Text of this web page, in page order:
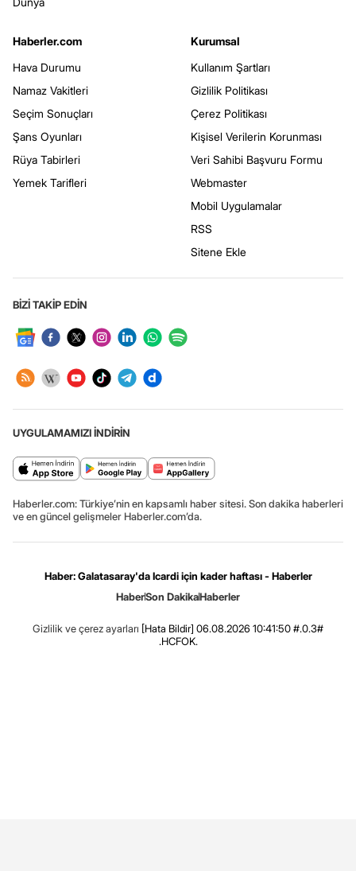
Haberler.com
Hava Durumu
Namaz Vakitleri
Seçim Sonuçları
Şans Oyunları
Rüya Tabirleri
Yemek Tarifleri
Kurumsal
Kullanım Şartları
Gizlilik Politikası
Çerez Politikası
Kişisel Verilerin Korunması
Veri Sahibi Başvuru Formu
Webmaster
Mobil Uygulamalar
RSS
Sitene Ekle
BİZİ TAKİP EDİN
UYGULAMAMIZI İNDİRİN
Haberler.com: Türkiye’nin en kapsamlı haber sitesi. Son dakika haberleri
ve en güncel gelişmeler Haberler.com’da.
Haber: Galatasaray'da Icardi için kader haftası - Haberler
HaberSon DakikaHaberler
Gizlilik ve çerez ayarları [Hata Bildir] 06.08.2026 10:41:50 #.0.3#
.HCFOK.